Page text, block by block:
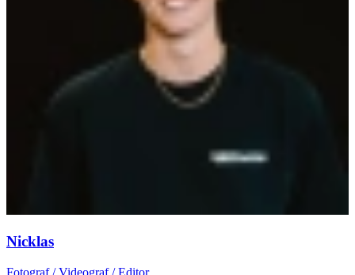
Nicklas
Fotograf / Videograf / Editor